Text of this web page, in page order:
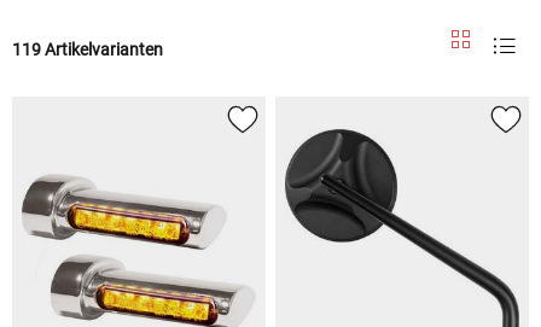
119 Artikelvarianten